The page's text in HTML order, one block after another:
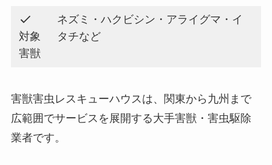
対象
害獣
ネズミ・ハクビシン・アライグマ・イ
タチなど
害獣害虫レスキューハウスは、関東から九州まで
広範囲でサービスを展開する大手害獣・害虫駆除
業者です。